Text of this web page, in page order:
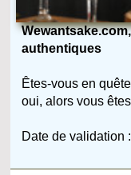
authentiques
Êtes-vous en
oui, alors vous
Date de validation